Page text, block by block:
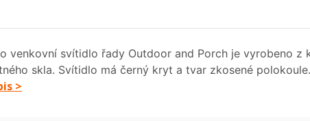
venkovní svítidlo řady Outdoor and Porch je vyrobeno z
skla. Svítidlo má černý kryt a tvar zkosené
>